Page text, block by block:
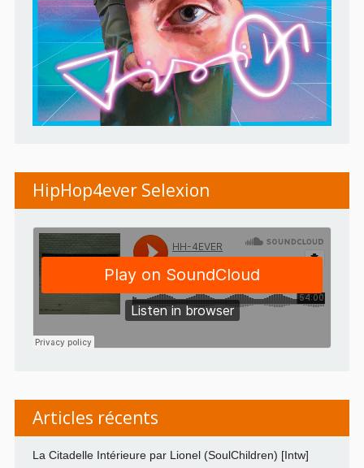
HipHop4ever Selexion
Articles récents
La Citadelle Intérieure par Lionel (SoulChildren) [Intw]